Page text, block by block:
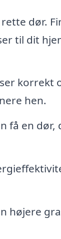
dør.
til dit
korrekt
hen.
få en dør,
højere